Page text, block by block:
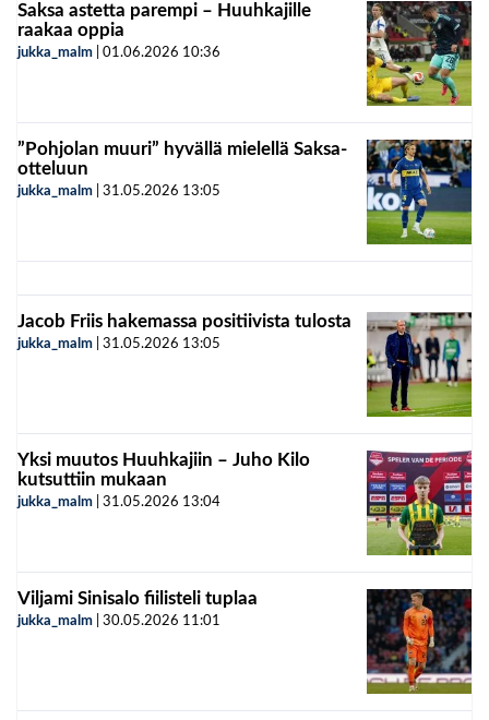
Saksa astetta parempi – Huuhkajille
raakaa oppia
jukka_malm 01.06.2026 10:36
”Pohjolan muuri” hyvällä mielellä Saksa-
otteluun
jukka_malm 31.05.2026 13:05
Jacob Friis hakemassa positiivista tulosta
jukka_malm 31.05.2026 13:05
Yksi muutos Huuhkajiin – Juho Kilo
kutsuttiin mukaan
jukka_malm 31.05.2026 13:04
Viljami Sinisalo fiilisteli tuplaa
jukka_malm 30.05.2026 11:01